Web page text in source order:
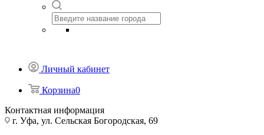
Личный кабинет
Корзина0
Контактная информация
г. Уфа, ул. Сельская Богородская, 69